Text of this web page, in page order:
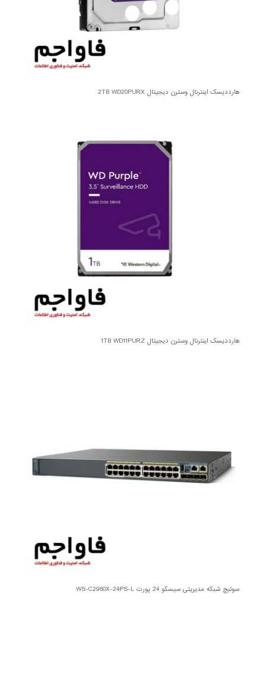
هارددیسک اینترنال وسترن دیجیتال 2TB WD20PURX
هارددیسک اینترنال وسترن دیجیتال 1TB WD11PURZ
سوئیچ شبکه مدیریتی سیسکو 24 پورت WS-C2960X-24PS-L